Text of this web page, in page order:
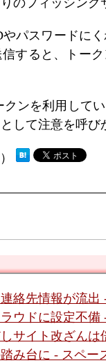
のフィッシング
パスワードに
すると、トー
ンを利用して
して注意を呼び
絡先情報が流出
ウドに設定不備
サイト改ざんは
み台に - スペー